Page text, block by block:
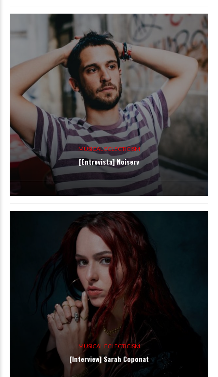
MUSICAL ECLECTICISM
[Entrevista] Noiserv
MUSICAL ECLECTICISM
[Interview] Sarah Coponat